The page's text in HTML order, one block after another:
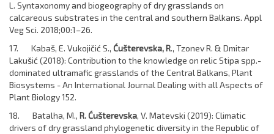
L. Syntaxonomy and biogeography of dry grasslands on
calcareous substrates in the central and southern Balkans. Appl
Veg Sci. 2018;00:1–26.
17. Kabaš, E. Vukojičić S., Ćušterevska, R., Tzonev R. & Dmitar
Lakušić (2018): Contribution to the knowledge on relic Stipa spp.-
dominated ultramafic grasslands of the Central Balkans, Plant
Biosystems - An International Journal Dealing with all Aspects of
Plant Biology 152.
18. Batalha, M., R. Ćušterevska, V. Matevski (2019): Climatic
drivers of dry grassland phylogenetic diversity in the Republic of